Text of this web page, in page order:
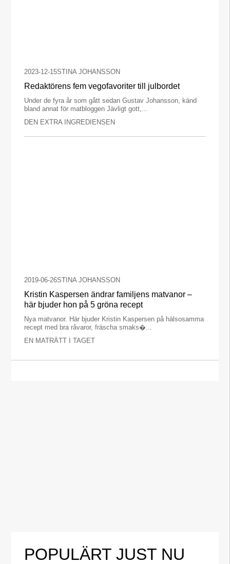
2023-12-15STINA JOHANSSON
Redaktörens fem vegofavoriter till julbordet
Under de fyra år som gått sedan Gustav Johansson, känd
bland annat för matbloggen Jävligt gott,...
DEN EXTRA INGREDIENSEN
2019-06-26STINA JOHANSSON
Kristin Kaspersen ändrar familjens matvanor –
här bjuder hon på 5 gröna recept
Nya matvanor. Här bjuder Kristin Kaspersen på hälsosamma
recept med bra råvaror, fräscha smaks�...
EN MATRÄTT I TAGET
POPULÄRT JUST NU